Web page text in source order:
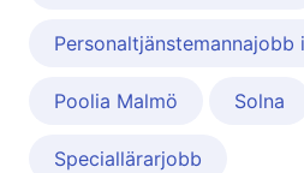
Personaltjänstemannajobb
Poolia Malmö Solna
Speciallärarjobb